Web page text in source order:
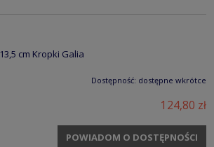
cm Kropki Galia
Dostępność: dostępne wkrótce
124,80 zł
POWIADOM O DOSTĘPNOŚCI